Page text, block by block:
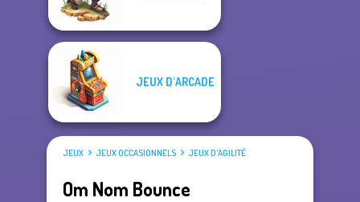
JEUX D'ARCADE
JEUX JEUX OCCASIONNELS JEUX D'AGILITÉ
Om Nom Bounce